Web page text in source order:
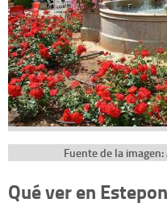
Fuente de la
Qué ver en